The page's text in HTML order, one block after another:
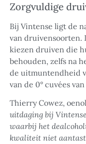
Zorgvuldige
Bij Vintense ligt de
van druivensoorten.
kiezen druiven die
behouden, zelfs na
de uitmuntendheid
van de 0° cuvées
Thierry Cowez,
uitdaging bij
waarbij het
kwaliteit niet